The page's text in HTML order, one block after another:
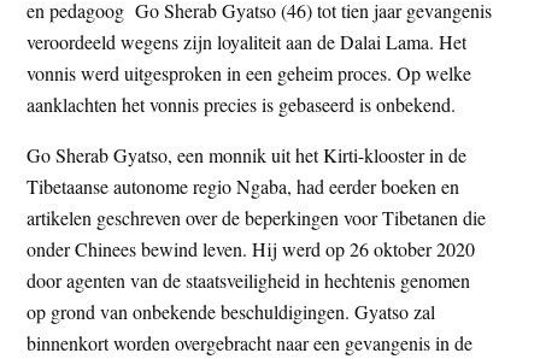
t
e
e
s
i
t
e
en pedagoog Go Sherab Gyatso (46) tot tien jaar gevangenis
veroordeeld wegens zijn loyaliteit aan de Dalai Lama. Het
vonnis werd uitgesproken in een geheim proces. Op welke
aanklachten het vonnis precies is gebaseerd is onbekend.
Go Sherab Gyatso, een monnik uit het Kirti-klooster in de
Tibetaanse autonome regio Ngaba, had eerder boeken en
artikelen geschreven over de beperkingen voor Tibetanen die
onder Chinees bewind leven. Hij werd op 26 oktober 2020
door agenten van de staatsveiligheid in hechtenis genomen
op grond van onbekende beschuldigingen. Gyatso zal
binnenkort worden overgebracht naar een gevangenis in de